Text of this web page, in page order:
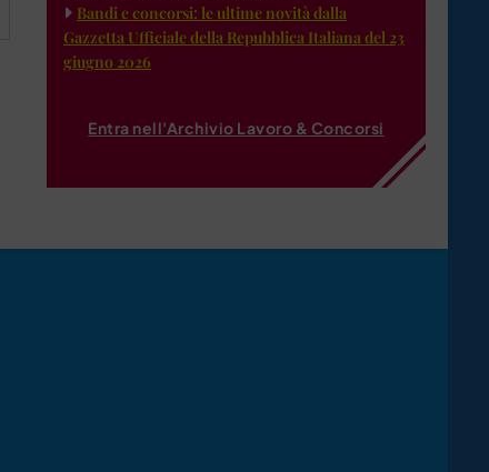
Bandi e concorsi: le ultime novità dalla
Gazzetta Ufficiale della Repubblica Italiana del 23
giugno 2026
Entra nell'Archivio Lavoro & Concorsi